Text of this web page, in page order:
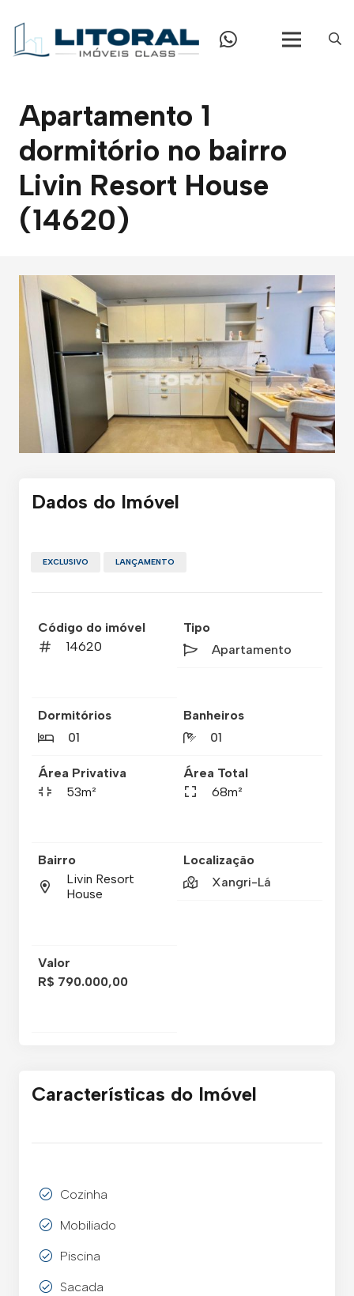
Apartamento 1
dormitório no bairro
Livin Resort House
(14620)
Dados do Imóvel
EXCLUSIVO LANÇAMENTO
Código do imóvel
14620
Tipo
Apartamento
Dormitórios
01
Banheiros
01
Área Privativa
53m²
Área Total
68m²
Bairro
Livin Resort
House
Localização
Xangri-Lá
Valor
R$ 790.000,00
Características do Imóvel
Cozinha
Mobiliado
Piscina
Sacada